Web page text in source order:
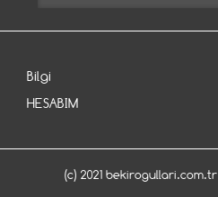
Bilgi
HESABIM
(c) 2021 bekirogullari.com.tr